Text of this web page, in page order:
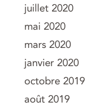
juillet 2020
mai 2020
mars 2020
janvier 2020
octobre 2019
août 2019